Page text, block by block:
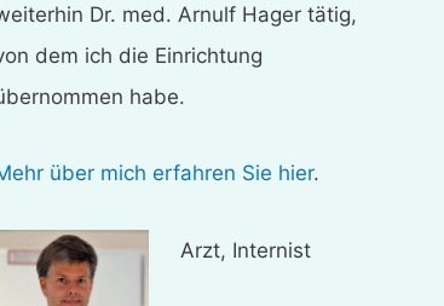
Dr. med. Arnulf Hager tätig,
dem ich die Einrichtung
habe.
über mich erfahren Sie hier.
Arzt, Internist